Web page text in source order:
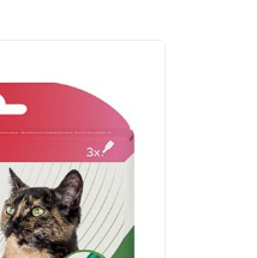
vai svara grupai;
nedrīkst automātiski
rutīna ietver arī
kažoka pārbaudi pēc
veterināro zāļu izvēli